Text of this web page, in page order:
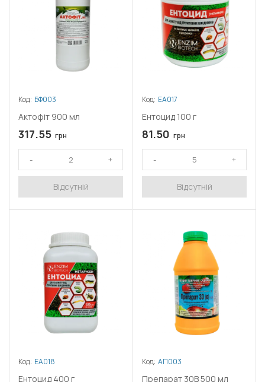
Код: БФ003
Актофіт 900 мл
317.55 грн
Відсутній
Код: ЕА017
Ентоцид 100 г
81.50 грн
Відсутній
Код: ЕА018
Ентоцид 400 г
Код: АП003
Препарат 30В 500 мл